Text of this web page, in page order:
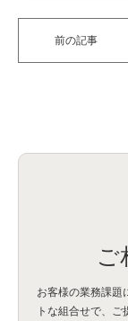
前の記事
ご
お客様の業務課題
トな組合せで、 ご